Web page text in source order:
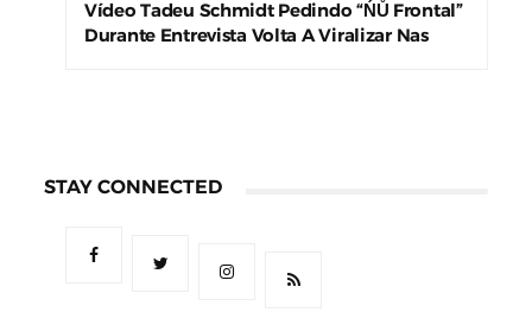
Vídeo Tadeu Schmidt Pedindo “ŃŮ Frontal”
Durante Entrevista Volta A Viralizar Nas
STAY CONNECTED